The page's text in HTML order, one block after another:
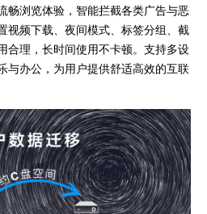
畅浏览体验，智能拦截各类广告与恶
视频下载、夜间模式、标签分组、截
合理，长时间使用不卡顿。支持多设
与办公，为用户提供舒适高效的互联